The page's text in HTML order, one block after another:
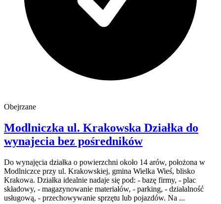
Obejrzane
Modlniczka ul. Krakowska Działka do
wynajecia bez pośredników
Do wynajęcia działka o powierzchni około 14 arów, położona w
Modlniczce przy ul. Krakowskiej, gmina Wielka Wieś, blisko
Krakowa. Działka idealnie nadaje się pod: - bazę firmy, - plac
składowy, - magazynowanie materiałów, - parking, - działalność
usługową, - przechowywanie sprzętu lub pojazdów. Na ...